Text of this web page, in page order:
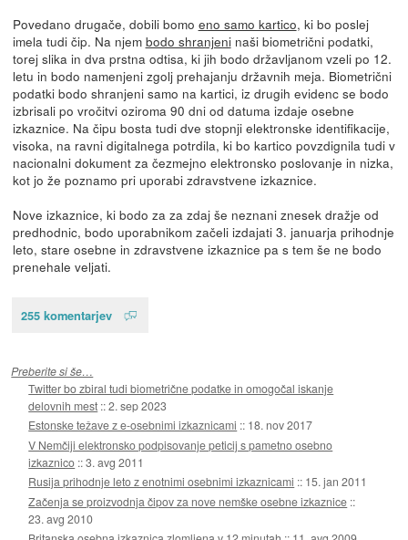
Povedano drugače, dobili bomo eno samo kartico, ki bo poslej
imela tudi čip. Na njem bodo shranjeninaši biometrični podatki,
torej slika in dva prstna odtisa, ki jih bodo državljanom vzeli po 12.
letu in bodo namenjeni zgolj prehajanju državnih meja. Biometrični
podatki bodo shranjeni samo na kartici, iz drugih evidenc se bodo
izbrisali po vročitvi oziroma 90 dni od datuma izdaje osebne
izkaznice. Na čipu bosta tudi dve stopnji elektronske identifikacije,
visoka, na ravni digitalnega potrdila, ki bo kartico povzdignila tudi v
nacionalni dokument za čezmejno elektronsko poslovanje in nizka,
kot jo že poznamo pri uporabi zdravstvene izkaznice.
Nove izkaznice, ki bodo za za zdaj še neznani znesek dražje od
predhodnic, bodo uporabnikom začeli izdajati 3. januarja prihodnje
leto, stare osebne in zdravstvene izkaznice pa s tem še ne bodo
prenehale veljati.
255 komentarjev
Preberite si še…
Twitter bo zbiral tudi biometrične podatke in omogočal iskanje
delovnih mest ::2. sep 2023
Estonske težave z e-osebnimi izkaznicami :: 18. nov 2017
V Nemčiji elektronsko podpisovanje peticij s pametno osebno
izkaznico ::3. avg 2011
Rusija prihodnje leto z enotnimi osebnimi izkaznicami :: 15. jan 2011
Začenja se proizvodnja čipov za nove nemške osebne izkaznice ::
23. avg 2010